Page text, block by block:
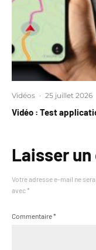
Vidéos · 25 juillet 2026
Vidéo : Test
Laisser
Votre adresse e-mail ne
avec *
Commentaire*